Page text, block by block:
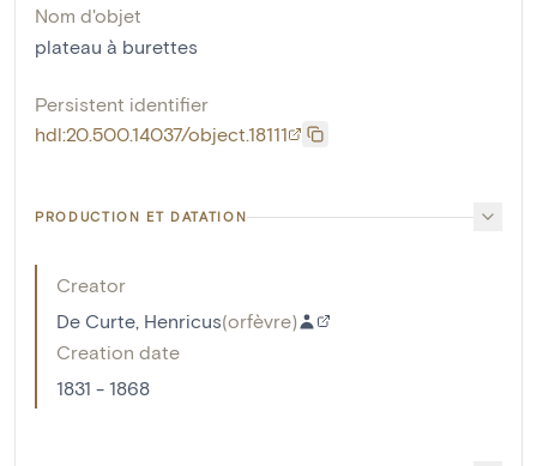
Nom d'objet
plateau à burettes
Persistent identifier
hdl:20.500.14037/object.18111
PRODUCTION ET DATATION
Creator
De Curte, Henricus(orfèvre)
Creation date
1831 - 1868